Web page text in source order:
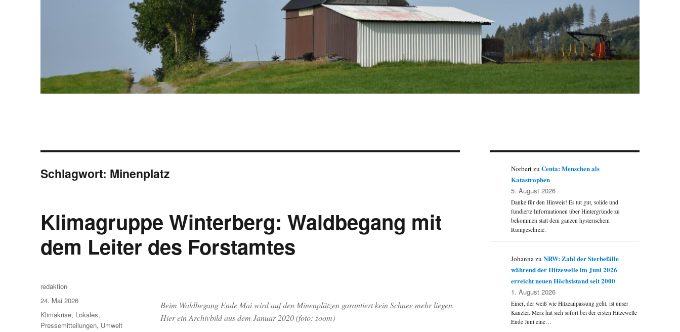
Schlagwort: Minenplatz
Klimagruppe Winterberg: Waldbegang mit
dem Leiter des Forstamtes
Beim Waldbegang Ende Mai wird auf den Minenplätzen garantiert kein Schnee mehr liegen.
Hier ein Archivbild aus dem Januar 2020 (foto: zoom)
Autor
redaktion
Veröffentlicht
am
24. Mai 2026
Kategorien
Klimakrise, Lokales,
Pressemitteilungen, Umwelt
NorbertzuCeuta: Menschen als
Katastrophen
5. August 2026
Danke für den Hinweis! Es tut gut, solide und
fundierte Informationen über Hintergründe zu
bekommen statt dem ganzen hysterischem
Rumgeschreie.
JohannazuNRW: Zahl der Sterbefälle
während der Hitzewelle im Juni 2026
erreicht neuen Höchststand seit 2000
1. August 2026
Einer, der weiß wie Hitzeanpassung geht, ist unser
Kanzler. Merz hat sich sofort bei der ersten Hitzewelle
Ende Juni eine…